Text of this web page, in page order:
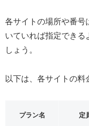
各サイトの場所や番号
いていれば指定できる
しょう。
以下は、各サイトの料
プラン名 定